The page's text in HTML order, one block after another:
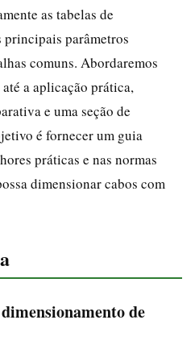
as tabelas de
principais parâmetros
comuns. Abordaremos
a aplicação prática,
e uma seção de
é fornecer um guia
práticas e nas normas
dimensionar cabos com
de